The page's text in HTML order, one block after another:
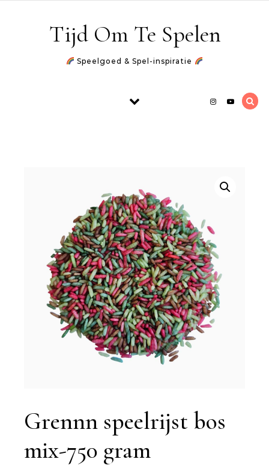
Tijd Om Te Spelen
Speelgoed & Spel-inspiratie
Grennn speelrijst bos
mix-750 gram